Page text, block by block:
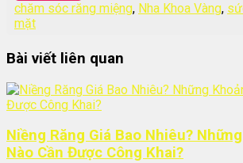
chăm sóc răng miệng, Nha Khoa Vàng,
mặt
Bài viết liên quan
Niềng Răng Giá Bao Nhiêu?
Nào Cần Được Công Khai?